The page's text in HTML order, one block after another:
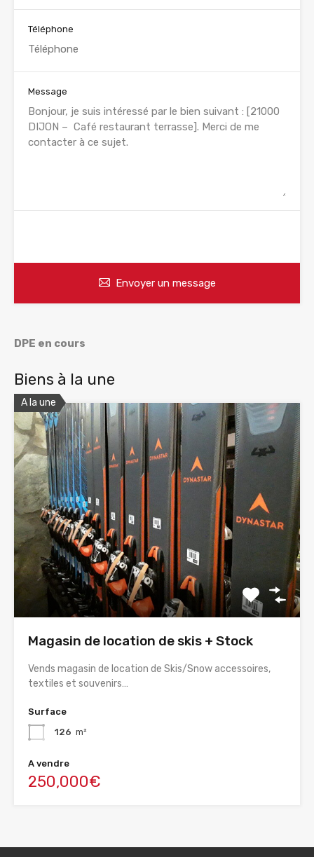
Téléphone
Message
Envoyer un message
DPE en cours
Biens à la une
A la une
Magasin de location de skis + Stock
Vends magasin de location de Skis/Snow accessoires,
textiles et souvenirs…
Surface
126 m²
A vendre
250,000€